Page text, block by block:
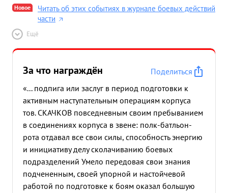
Новое
Читать об этих событиях в журнале боевых действий
части
Ещё
За что награждён
Поделиться
«... подпига или заслуг в период подготовки к
активным наступательным операциям корпуса
тов. СКАЧКОВ повседневным своим пребыванием
в соединениях корпуса в звене: полк-батльон-
рота отдавал все свои силы, способность энергию
и инициативу делу сколачиванию боевых
подразделений Умело передовая свои знания
подчененным, своей упорной и настойчевой
работой по подготовке к боям оказал большую